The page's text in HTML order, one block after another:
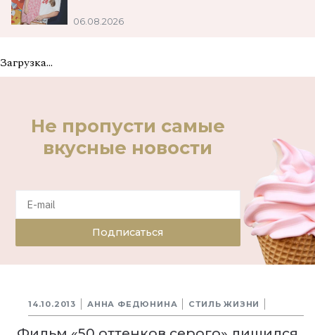
06.08.2026
Загрузка...
Не пропусти самые
вкусные новости
Подписаться
14.10.2013 АННА ФЕДЮНИНА СТИЛЬ ЖИЗНИ